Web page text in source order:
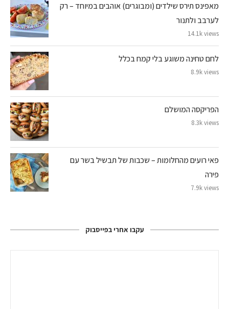
מאפינס תירס שילדים (ומבוגרים) אוהבים במיוחד – רק
לערבב ולתנור
14.1k views
לחם טחינה משוגע בלי קמח בכלל
8.9k views
הפריקסה המושלם
8.3k views
פאי רועים מהחלומות – שכבות של תבשיל בשר עם
פירה
7.9k views
עקבו אחרי בפייסבוק